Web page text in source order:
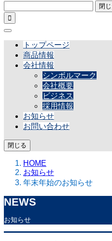
閉

トップページ
商品情報
会社情報
シンボルマーク
会社概要
ビジネス
採用情報
お知らせ
お問い合わせ
閉じる
HOME
お知らせ
年末年始のお知らせ
NEWS
お知らせ